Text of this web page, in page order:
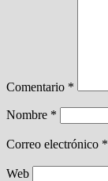
Comentario *
Nombre *
Correo electrónico *
Web